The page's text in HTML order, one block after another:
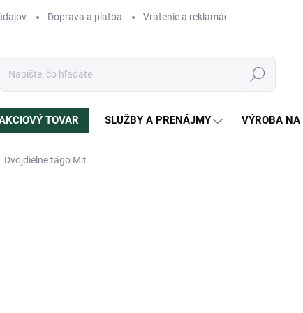
Doprava a platba Vrátenie a reklamácia
Hľadať
TOVAR SLUŽBY A PRENÁJMY VÝROBA NA
Dvojdielne tágo Mit